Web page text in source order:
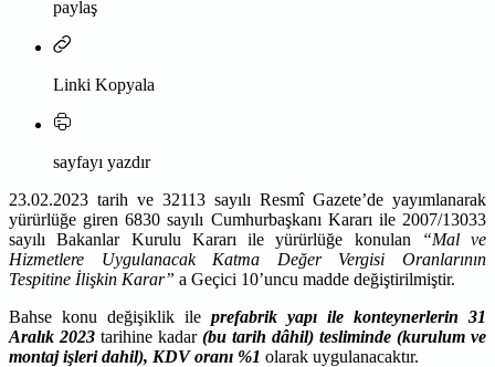
paylaş
Linki Kopyala
sayfayı yazdır
23.02.2023 tarih ve 32113 sayılı Resmî Gazete’de yayımlanarak
yürürlüğe giren 6830 sayılı Cumhurbaşkanı Kararı ile 2007/13033
sayılı Bakanlar Kurulu Kararı ile yürürlüğe konulan
“Mal ve
Hizmetlere Uygulanacak Katma Değer Vergisi Oranlarının
Tespitine İlişkin Karar” a Geçici 10’uncu madde değiştirilmiştir.
Bahse konu değişiklik ile prefabrik yapı ile konteynerlerin 31
Aralık 2023 tarihine kadar(bu tarih dâhil) tesliminde (kurulum ve
montaj işleri dahil), KDV oranı %1 olarak uygulanacaktır.